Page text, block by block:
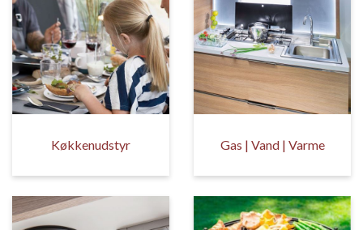
Køkkenudstyr Gas | Vand | Varme